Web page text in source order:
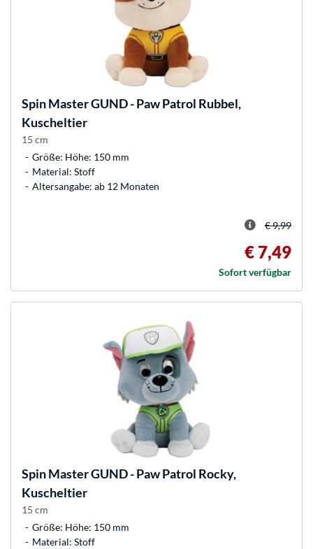
Spin MasterGUND - Paw Patrol Rubbel,
Kuscheltier
15 cm
Größe: Höhe: 150 mm
Material: Stoff
Altersangabe: ab 12 Monaten
€ 9,99
€ 7,49
Sofort verfügbar
Spin MasterGUND - Paw Patrol Rocky,
Kuscheltier
15 cm
Größe: Höhe: 150 mm
Material: Stoff